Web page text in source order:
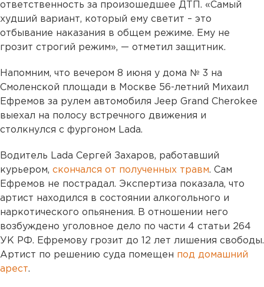
ответственность за произошедшее ДТП. «Самый
худший вариант, который ему светит – это
отбывание наказания в общем режиме. Ему не
грозит строгий режим», — отметил защитник.
Напомним, что вечером 8 июня у дома № 3 на
Смоленской площади в Москве 56-летний Михаил
Ефремов за рулем автомобиля Jeep Grand Cherokee
выехал на полосу встречного движения и
столкнулся с фургоном Lada.
Водитель Lada Сергей Захаров, работавший
курьером, скончался от полученных травм. Сам
Ефремов не пострадал. Экспертиза показала, что
артист находился в состоянии алкогольного и
наркотического опьянения. В отношении него
возбуждено уголовное дело по части 4 статьи 264
УК РФ. Ефремову грозит до 12 лет лишения свободы.
Артист по решению суда помещен под домашний
арест.